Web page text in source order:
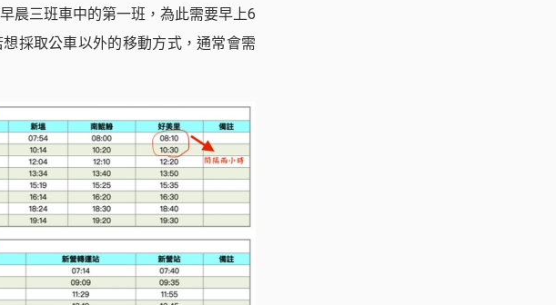
晨三班車中的第一班，為此需要早上6
採取公車以外的移動方式，通常會需